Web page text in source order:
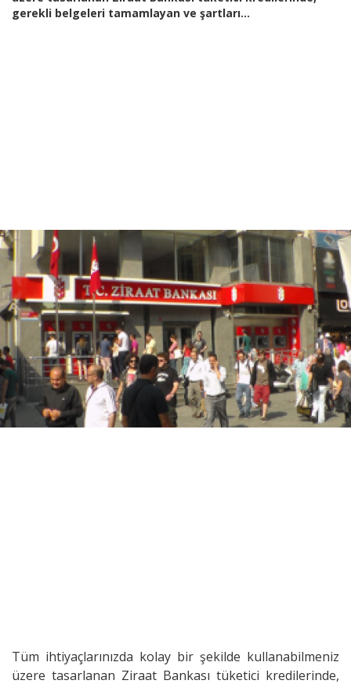
gerekli belgeleri tamamlayan ve şartları...
Tüm ihtiyaçlarınızda kolay bir şekilde kullanabilmeniz
üzere tasarlanan Ziraat Bankası tüketici kredilerinde,